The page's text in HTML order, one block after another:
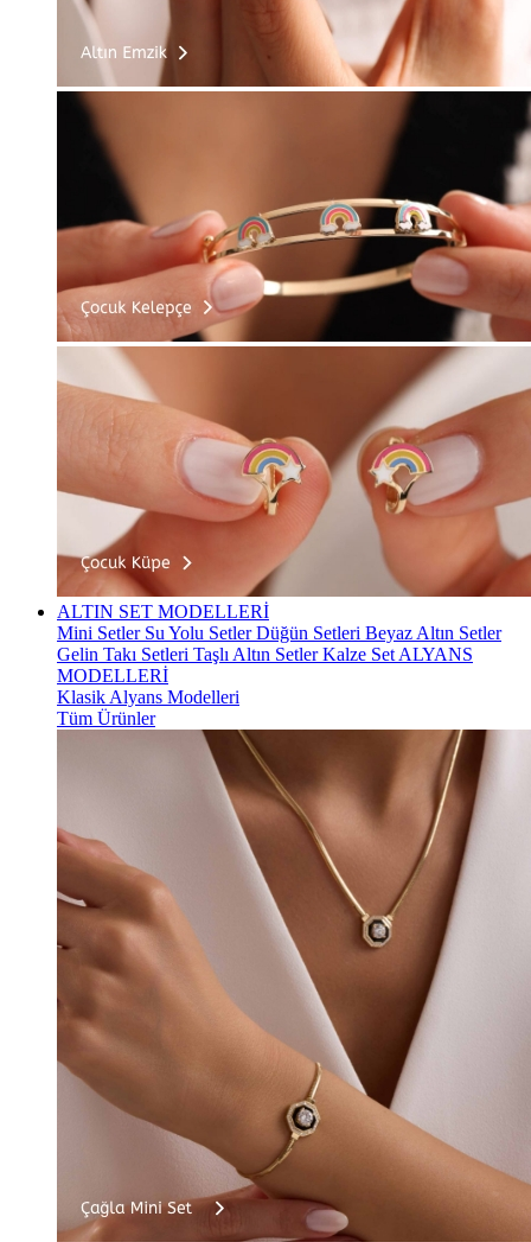
ALTIN SET MODELLERİ
Mini Setler Su Yolu SetlerDüğün Setleri Beyaz Altın Setler
Gelin Takı Setleri Taşlı Altın SetlerKalze Set ALYANS
MODELLERİ
Klasik Alyans Modelleri
Tüm Ürünler